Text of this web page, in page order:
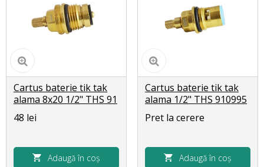
Cartus baterie tik tak
alama 8x20 1/2" THS 91
Pak
48 lei
Adaugă în coș
Cartus baterie tik tak
alama 1/2" THS 910995
Pret la cerere
Adaugă în coș